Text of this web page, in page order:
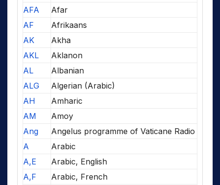
AFA
Afar
AF
Afrikaans
AK
Akha
AKL
Aklanon
AL
Albanian
ALG
Algerian (Arabic)
AH
Amharic
AM
Amoy
Ang
Angelus programme of Vaticane Radio
A
Arabic
A,E
Arabic, English
A,F
Arabic, French